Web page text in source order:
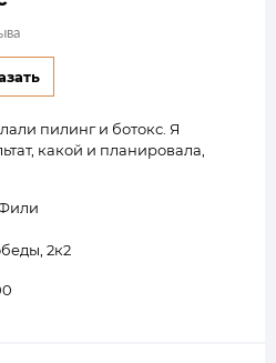
пилинг и ботокс. Я
какой и планировала,
2к2